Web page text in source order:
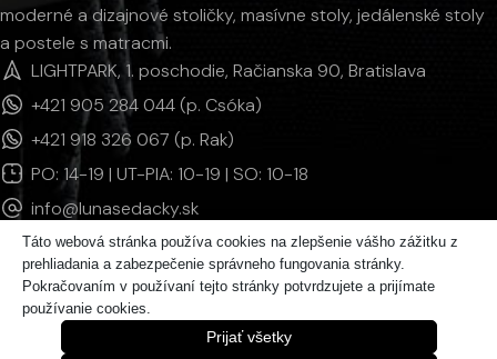
moderné a dizajnové stoličky, masívne stoly, jedálenské stoly
a postele s matracmi.
LIGHTPARK, 1. poschodie, Račianska 90, Bratislava
+421 905 284 044 (p. Csóka)
+421 918 326 067 (p. Rak)
PO: 14-19 | UT-PIA: 10-19 | SO: 10-18
info@lunasedacky.sk
INFORMÁCIE
KATEGÓRIE PRODUKTOV
Táto webová stránka používa cookies na zlepšenie vášho zážitku z
prehliadania a zabezpečenie správneho fungovania stránky.
Pokračovaním v používaní tejto stránky potvrdzujete a prijímate
používanie cookies.
Prijať všetky